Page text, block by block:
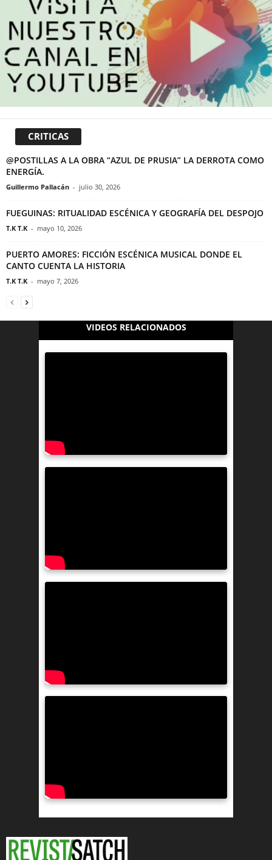
CRITICAS
@POSTILLAS A LA OBRA “AZUL DE PRUSIA” LA DERROTA COMO
ENERGÍA.
Guillermo Pallacán - julio 30, 2026
FUEGUINAS: RITUALIDAD ESCÉNICA Y GEOGRAFÍA DEL DESPOJO
T.K T.K - mayo 10, 2026
PUERTO AMORES: FICCIÓN ESCÉNICA MUSICAL DONDE EL
CANTO CUENTA LA HISTORIA
T.K T.K - mayo 7, 2026
VIDEOS RELACIONADOS